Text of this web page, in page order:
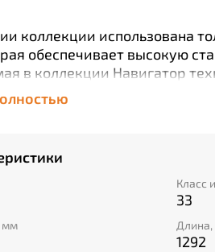
коллекции использована
обеспечивает высокую
в коллекции Навигатор
естественную красоту
благодаря
Вдавленная (матричная)
крашеная фаска. Замок
позволяет покрытию
времени.
Класс
33
мм
1292